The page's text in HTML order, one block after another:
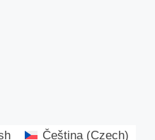
Čeština (Czech)